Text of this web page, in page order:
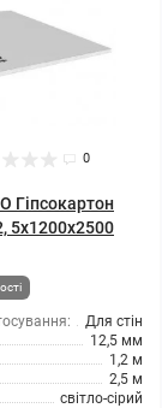
0
Гіпсокартон
5x1200x2500
Для стін
12,5 мм
1,2 м
2,5 м
світло-сірий